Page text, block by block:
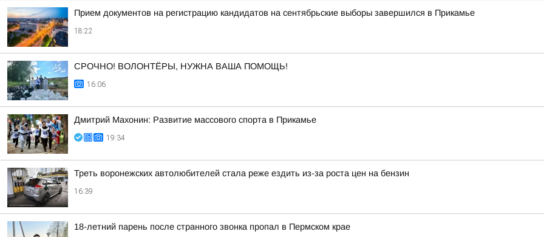
Прием документов на регистрацию кандидатов на сентябрьские выборы завершился в Прикамье
18:22
СРОЧНО! ВОЛОНТЁРЫ, НУЖНА ВАША ПОМОЩЬ!
16:06
Дмитрий Махонин: Развитие массового спорта в Прикамье
19:34
Треть воронежских автолюбителей стала реже ездить из-за роста цен на бензин
16:39
18-летний парень после странного звонка пропал в Пермском крае